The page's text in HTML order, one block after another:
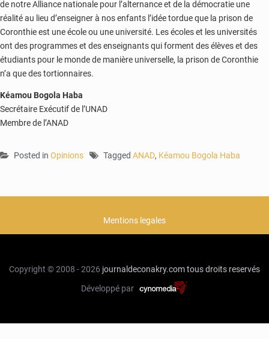
de notre Alliance nationale pour l’alternance et de la démocratie une
réalité au lieu d’enseigner à nos enfants l’idée tordue que la prison de
Coronthie est une école ou une université. Les écoles et les universités
ont des programmes et des enseignants qui forment des élèves et des
étudiants pour le monde de manière universelle, la prison de Coronthie
n’a que des tortionnaires.
Kéamou Bogola Haba
Secrétaire Exécutif de l’UNAD
Membre de l’ANAD
Posted in Opinions Tagged ANAD, Kéamou Bogola Haba
Mentions legales
Copyright © 2008 - 2026 journaldeconakry.comtous droits reservés
Développé par